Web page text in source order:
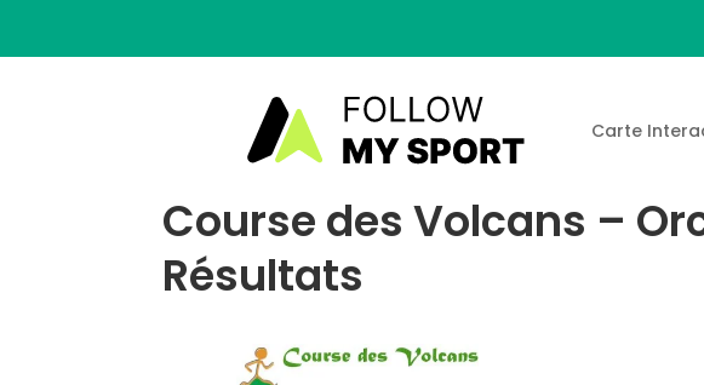
Carte
Course des Volcans –
Résultats